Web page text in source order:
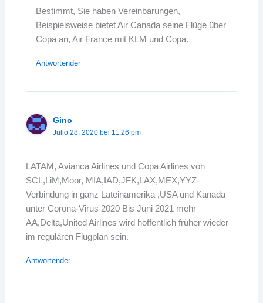
Bestimmt, Sie haben Vereinbarungen,
Beispielsweise bietet Air Canada seine Flüge über
Copa an, Air France mit KLM und Copa.
Antwortender
Gino
Julio 28, 2020 bei 11:26 pm
LATAM, Avianca Airlines und Copa Airlines von
SCL,LiM,Moor, MIA,IAD,JFK,LAX,MEX,YYZ-
Verbindung in ganz Lateinamerika ,USA und Kanada
unter Corona-Virus 2020 Bis Juni 2021 mehr
AA,Delta,United Airlines wird hoffentlich früher wieder
im regulären Flugplan sein.
Antwortender